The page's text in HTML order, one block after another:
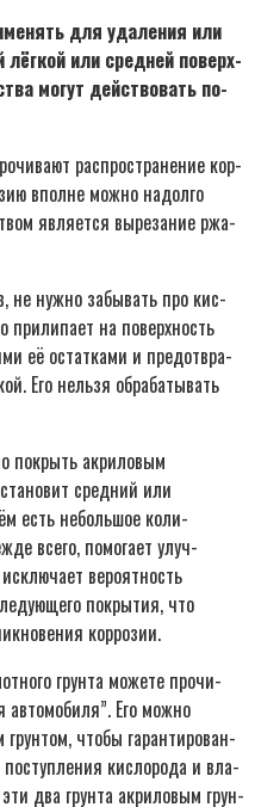
для уда­ле­ния или
лёг­кой или сред­ней поверх­
могут дей­ство­вать по-
рас­про­стра­не­ние кор­
вполне мож­но надол­го
явля­ет­ся выре­за­ние ржа­
не нуж­но забы­вать про кис­
на поверх­ность
её остат­ка­ми и предот­вра­
Его нель­зя обра­ба­ты­вать
покрыть акри­ло­вым
сред­ний или
есть неболь­шое коли­
все­го, помо­га­ет улуч­
веро­ят­ность
покры­тия, что
кор­ро­зии.
грун­та може­те про­чи­
авто­мо­би­ля”. Его мож­но
что­бы гаран­ти­ро­ван­
поступ­ле­ния кис­ло­ро­да и вла­
два грун­та акри­ло­вым грун­